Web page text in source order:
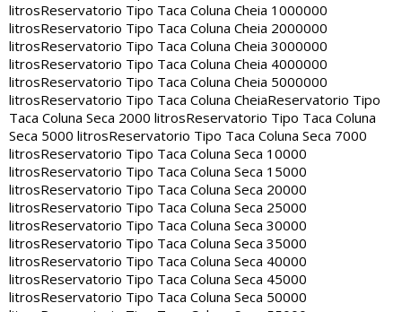
litrosReservatorio Tipo Taca Coluna Cheia 1000000
litrosReservatorio Tipo Taca Coluna Cheia 2000000
litrosReservatorio Tipo Taca Coluna Cheia 3000000
litrosReservatorio Tipo Taca Coluna Cheia 4000000
litrosReservatorio Tipo Taca Coluna Cheia 5000000
litrosReservatorio Tipo Taca Coluna CheiaReservatorio Tipo
Taca Coluna Seca 2000 litrosReservatorio Tipo Taca Coluna
Seca 5000 litrosReservatorio Tipo Taca Coluna Seca 7000
litrosReservatorio Tipo Taca Coluna Seca 10000
litrosReservatorio Tipo Taca Coluna Seca 15000
litrosReservatorio Tipo Taca Coluna Seca 20000
litrosReservatorio Tipo Taca Coluna Seca 25000
litrosReservatorio Tipo Taca Coluna Seca 30000
litrosReservatorio Tipo Taca Coluna Seca 35000
litrosReservatorio Tipo Taca Coluna Seca 40000
litrosReservatorio Tipo Taca Coluna Seca 45000
litrosReservatorio Tipo Taca Coluna Seca 50000